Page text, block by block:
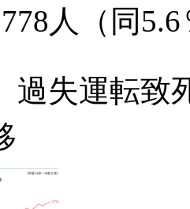
人（同
失運転致